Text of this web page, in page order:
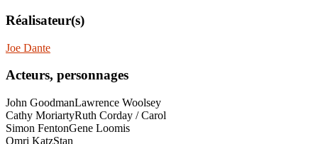
Réalisateur(s)
Joe Dante
Acteurs, personnages
John GoodmanLawrence Woolsey
Cathy MoriartyRuth Corday / Carol
Simon FentonGene Loomis
Omri KatzStan